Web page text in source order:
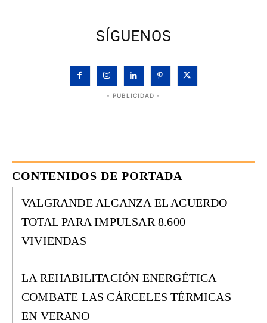
SÍGUENOS
- PUBLICIDAD -
CONTENIDOS DE PORTADA
VALGRANDE ALCANZA EL ACUERDO
TOTAL PARA IMPULSAR 8.600
VIVIENDAS
LA REHABILITACIÓN ENERGÉTICA
COMBATE LAS CÁRCELES TÉRMICAS
EN VERANO